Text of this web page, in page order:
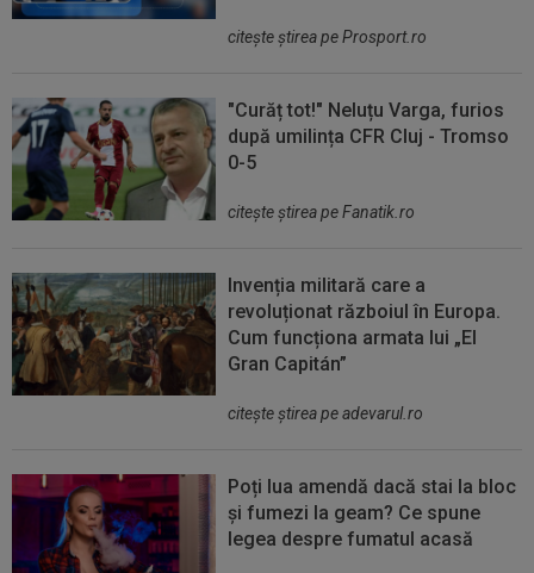
citeşte ştirea pe Prosport.ro
"Curăț tot!" Neluțu Varga, furios
după umilința CFR Cluj - Tromso
0-5
citeşte ştirea pe Fanatik.ro
Invenția militară care a
revoluționat războiul în Europa.
Cum funcționa armata lui „El
Gran Capitán”
citeşte ştirea pe adevarul.ro
Poți lua amendă dacă stai la bloc
și fumezi la geam? Ce spune
legea despre fumatul acasă